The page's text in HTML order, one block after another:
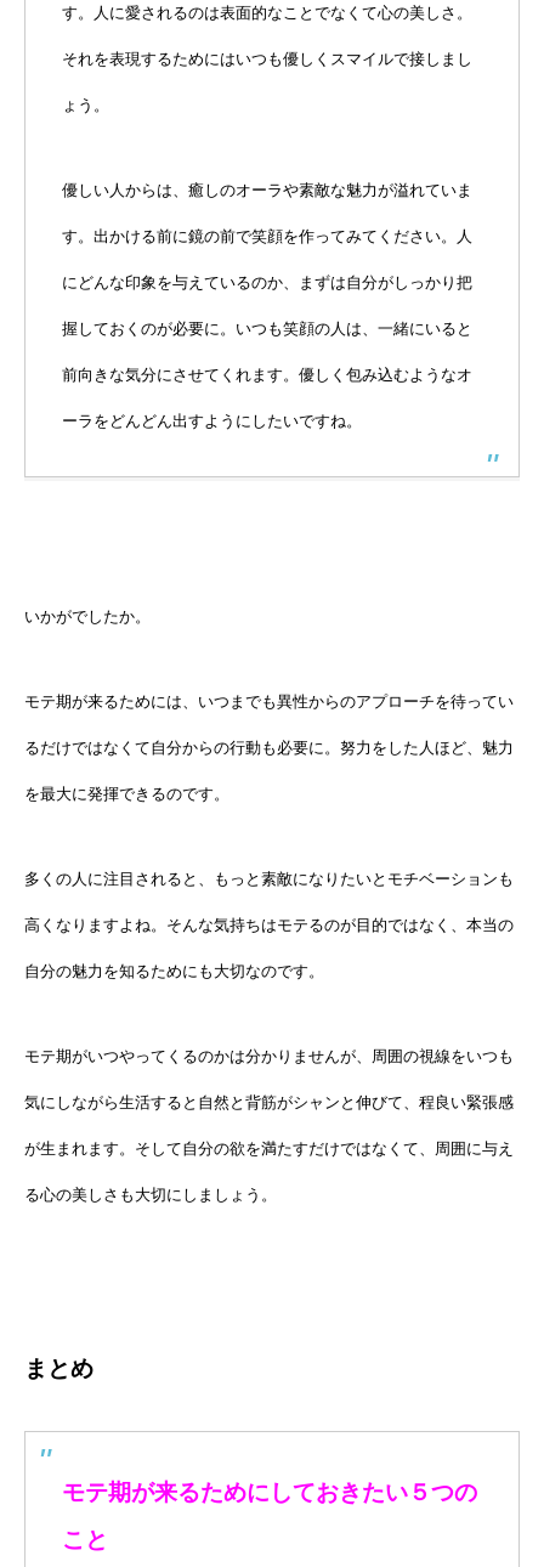
す。人に愛されるのは表面的なことでなくて心の美しさ。
それを表現するためにはいつも優しくスマイルで接しまし
ょう。
優しい人からは、癒しのオーラや素敵な魅力が溢れていま
す。出かける前に鏡の前で笑顔を作ってみてください。人
にどんな印象を与えているのか、まずは自分がしっかり把
握しておくのが必要に。いつも笑顔の人は、一緒にいると
前向きな気分にさせてくれます。優しく包み込むようなオ
ーラをどんどん出すようにしたいですね。
いかがでしたか。
モテ期が来るためには、いつまでも異性からのアプローチを待ってい
るだけではなくて自分からの行動も必要に。努力をした人ほど、魅力
を最大に発揮できるのです。
多くの人に注目されると、もっと素敵になりたいとモチベーションも
高くなりますよね。そんな気持ちはモテるのが目的ではなく、本当の
自分の魅力を知るためにも大切なのです。
モテ期がいつやってくるのかは分かりませんが、周囲の視線をいつも
気にしながら生活すると自然と背筋がシャンと伸びて、程良い緊張感
が生まれます。そして自分の欲を満たすだけではなくて、周囲に与え
る心の美しさも大切にしましょう。
まとめ
モテ期が来るためにしておきたい５つの
こと